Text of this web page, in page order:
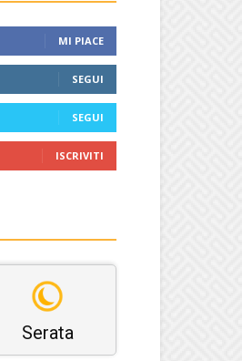
MI PIACE
SEGUI
SEGUI
ISCRIVITI
Serata